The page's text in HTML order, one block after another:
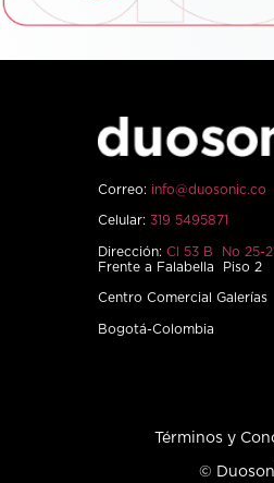
Correo: info@duosonic.co
Celular: 319 5495871
Dirección: Cl 53 B No 25-
Frente a Falabella Piso 2
Centro Comercial Galerías
Bogotá-Colombia
Términos y
©